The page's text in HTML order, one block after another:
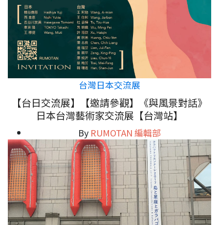
台灣日本交流展
【台日交流展】【邀請參觀】《與風景對話》
日本台灣藝術家交流展【台灣站】
By RUMOTAN 編輯部